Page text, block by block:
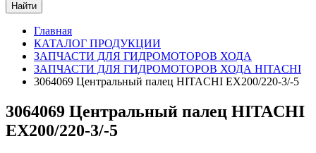
Найти
Главная
КАТАЛОГ ПРОДУКЦИИ
ЗАПЧАСТИ ДЛЯ ГИДРОМОТОРОВ ХОДА
ЗАПЧАСТИ ДЛЯ ГИДРОМОТОРОВ ХОДА HITACHI
3064069 Центральный палец HITACHI EX200/220-3/-5
3064069 Центральный палец HITACHI
EX200/220-3/-5